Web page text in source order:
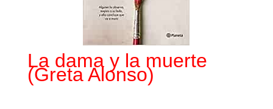
La dama y la muerte
(Greta Alonso)